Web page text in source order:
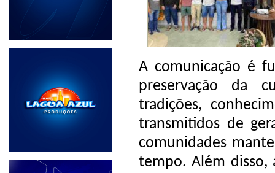
A comunicação é
preservação da
tradições,
transmitidos de
comunidades
tempo. Além disso,